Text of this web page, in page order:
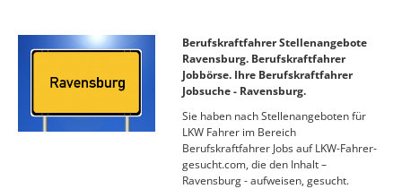
Berufskraftfahrer Stellenangebote
Ravensburg. Berufskraftfahrer
Jobbörse. Ihre Berufskraftfahrer
Jobsuche - Ravensburg.
Sie haben nach Stellenangeboten für
LKW Fahrer im Bereich
Berufskraftfahrer Jobs auf LKW-Fahrer-
gesucht.com, die den Inhalt –
Ravensburg - aufweisen, gesucht.